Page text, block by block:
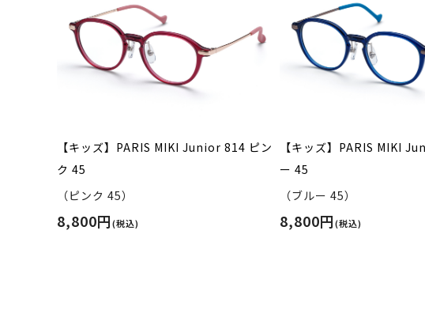
【キッズ】PARIS MIKI Junior 814 ピン
ク 45
（ピンク 45）
8,800円(税込)
【キッズ】PARIS MIKI
ー 45
（ブルー 45）
8,800円(税込)